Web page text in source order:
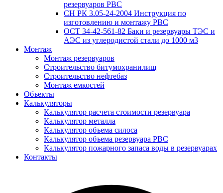
резервуаров РВС
СН РК 3.05-24-2004 Инструкция по
изготовлению и монтажу РВС
ОСТ 34-42-561-82 Баки и резервуары ТЭС и
АЭС из углеродистой стали до 1000 м3
Монтаж
Монтаж резервуаров
Строительство битумохранилищ
Строительство нефтебаз
Монтаж емкостей
Объекты
Калькуляторы
Калькулятор расчета стоимости резервуара
Калькулятор металла
Калькулятор объема силоса
Калькулятор объема резервуара РВС
Калькулятор пожарного запаса воды в резервуарах
Контакты